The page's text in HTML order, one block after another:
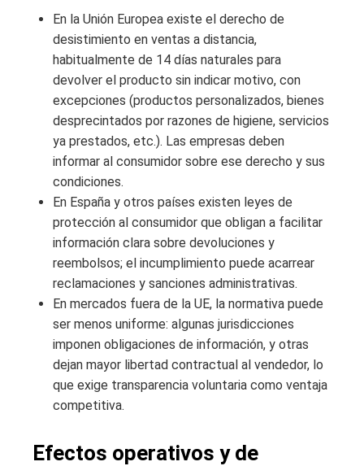
En la Unión Europea existe el derecho de
desistimiento en ventas a distancia,
habitualmente de 14 días naturales para
devolver el producto sin indicar motivo, con
excepciones (productos personalizados, bienes
desprecintados por razones de higiene, servicios
ya prestados, etc.). Las empresas deben
informar al consumidor sobre ese derecho y sus
condiciones.
En España y otros países existen leyes de
protección al consumidor que obligan a facilitar
información clara sobre devoluciones y
reembolsos; el incumplimiento puede acarrear
reclamaciones y sanciones administrativas.
En mercados fuera de la UE, la normativa puede
ser menos uniforme: algunas jurisdicciones
imponen obligaciones de información, y otras
dejan mayor libertad contractual al vendedor, lo
que exige transparencia voluntaria como ventaja
competitiva.
Efectos operativos y de